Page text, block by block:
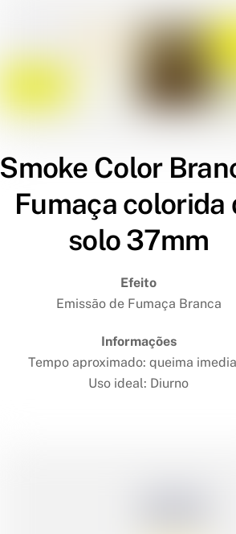
Smoke Color
Fumaça colorida
solo 37mm
Efeito
Emissão de Fumaça Branca
Informações
Tempo aproximado: queima
Uso ideal: Diurno